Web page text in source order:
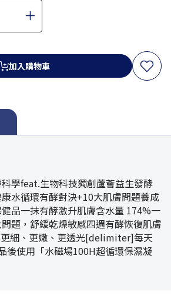
加入購物車
學feat.生物科技獨創蘆薈益生發酵
水循環有酵對決+10大肌膚問題養成
品一抹有酵激升肌膚含水量 174%一
題，舒緩乾燥敏感四週有酵恢復肌膚
細、更嫩、更透光[delimiter]每天
後使用「水磁場100H超循環保濕凝